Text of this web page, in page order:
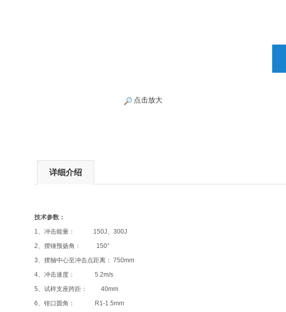
点击放大
详细介绍
技术参数：
1、冲击能量： 150J、300J
2、摆锤预扬角： 150°
3、摆轴中心至冲击点距离： 750mm
4、冲击速度： 5.2m/s
5、试样支座跨距： 40mm
6、钳口圆角： R1-1.5mm